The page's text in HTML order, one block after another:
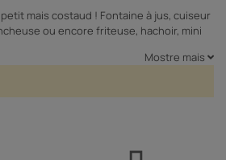
mais costaud ! Fontaine à jus, cuiseur
ou encore friteuse, hachoir, mini
vos tâches ménagères plus
Habitat et Jardin.com. Performants et
électroménagers vous donneront
Mostre mais